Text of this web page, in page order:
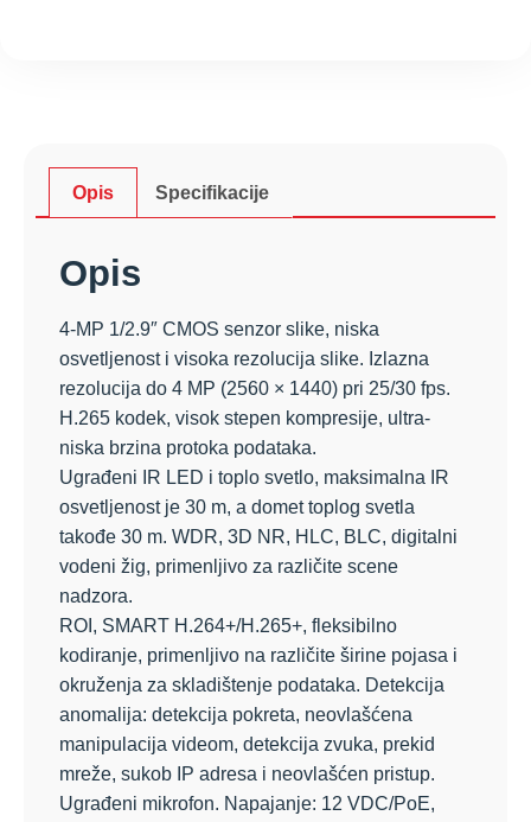
Opis Specifikacije
Opis
4-MP 1/2.9″ CMOS senzor slike, niska
osvetljenost i visoka rezolucija slike. Izlazna
rezolucija do 4 MP (2560 × 1440) pri 25/30 fps.
H.265 kodek, visok stepen kompresije, ultra-
niska brzina protoka podataka.
Ugrađeni IR LED i toplo svetlo, maksimalna IR
osvetljenost je 30 m, a domet toplog svetla
takođe 30 m. WDR, 3D NR, HLC, BLC, digitalni
vodeni žig, primenljivo za različite scene
nadzora.
ROI, SMART H.264+/H.265+, fleksibilno
kodiranje, primenljivo na različite širine pojasa i
okruženja za skladištenje podataka. Detekcija
anomalija: detekcija pokreta, neovlašćena
manipulacija videom, detekcija zvuka, prekid
mreže, sukob IP adresa i neovlašćen pristup.
Ugrađeni mikrofon. Napajanje: 12 VDC/PoE,